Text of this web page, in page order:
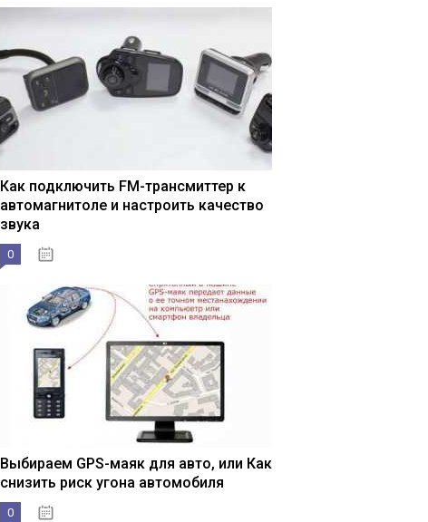
Как подключить FM-трансмиттер к
автомагнитоле и настроить качество
звука
0
Выбираем GPS-маяк для авто, или Как
снизить риск угона автомобиля
0